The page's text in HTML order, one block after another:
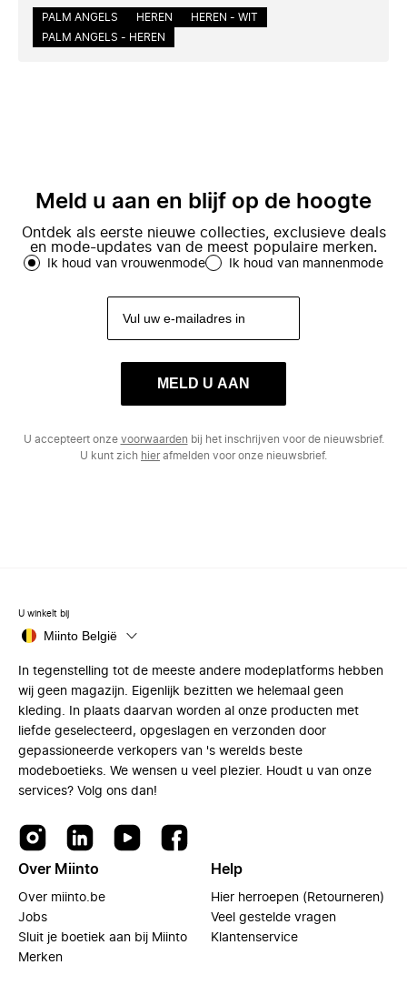
PALM ANGELS HEREN
HEREN - WIT
PALM ANGELS - HEREN
Meld u aan en blijf op de hoogte
Ontdek als eerste nieuwe collecties, exclusieve deals
en mode-updates van de meest populaire merken.
Ik houd van vrouwenmode Ik houd van mannenmode
MELD U AAN
U accepteert onze voorwaarden bij het inschrijven voor de nieuwsbrief.
U kunt zich hierafmelden voor onze nieuwsbrief.
U winkelt bij
Miinto België
In tegenstelling tot de meeste andere modeplatforms hebben
wij geen magazijn. Eigenlijk bezitten we helemaal geen
kleding. In plaats daarvan worden al onze producten met
liefde geselecteerd, opgeslagen en verzonden door
gepassioneerde verkopers van 's werelds beste
modeboetieks. We wensen u veel plezier. Houdt u van onze
services? Volg ons dan!
Over Miinto
Over miinto.be
Jobs
Sluit je boetiek aan bij Miinto
Merken
Help
Hier herroepen (Retourneren)
Veel gestelde vragen
Klantenservice